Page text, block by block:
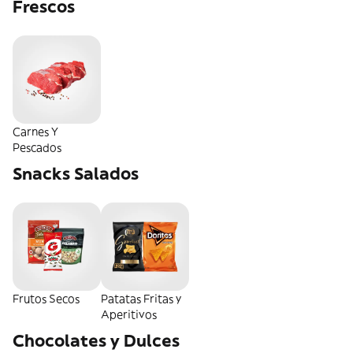
Frescos
Carnes Y
Pescados
Snacks Salados
Frutos Secos
Patatas Fritas y
Aperitivos
Chocolates y Dulces